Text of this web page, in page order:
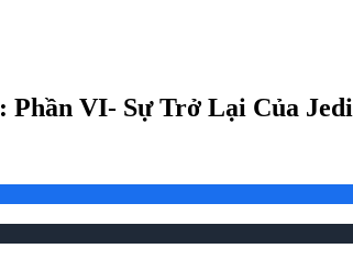
Phần VI- Sự Trở Lại Của Jedi